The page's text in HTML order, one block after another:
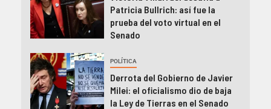
Patricia Bullrich: así fue la
prueba del voto virtual en el
Senado
POLÍTICA
Derrota del Gobierno de Javier
Milei: el oficialismo dio de baja
la Ley de Tierras en el Senado